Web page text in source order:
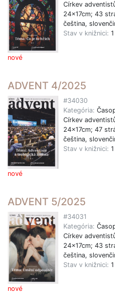
nové
Církev
24x17cm; 43
čeština,
Stav v knižnici: 1
ADVENT 4/2025
nové
#34030
Kategória:
Církev
24x17cm; 47
čeština,
Stav v knižnici: 1
ADVENT 5/2025
nové
#34031
Kategória:
Církev
24x17cm; 43
čeština,
Stav v knižnici: 1